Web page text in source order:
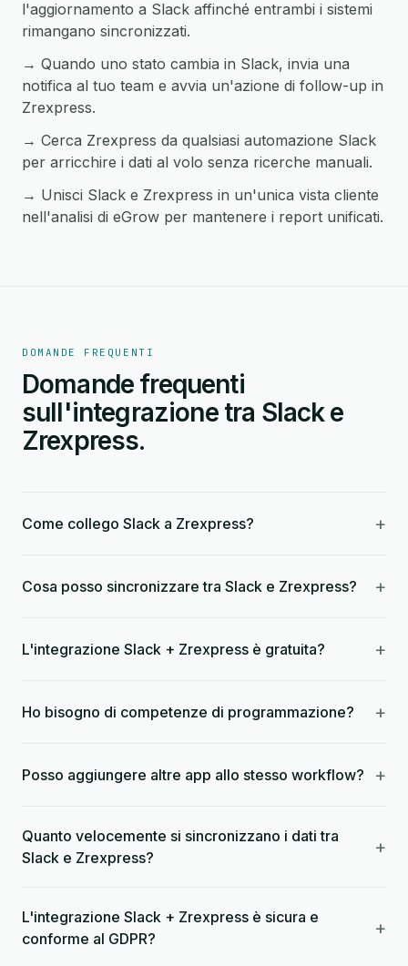
l'aggiornamento a Slack affinché entrambi i sistemi
rimangano sincronizzati.
→ Quando uno stato cambia in Slack, invia una
notifica al tuo team e avvia un'azione di follow-up in
Zrexpress.
→ Cerca Zrexpress da qualsiasi automazione Slack
per arricchire i dati al volo senza ricerche manuali.
→ Unisci Slack e Zrexpress in un'unica vista cliente
nell'analisi di eGrow per mantenere i report unificati.
DOMANDE FREQUENTI
Domande frequenti
sull'integrazione tra Slack e
Zrexpress.
Come collego Slack a Zrexpress? +
Cosa posso sincronizzare tra Slack e Zrexpress? +
L'integrazione Slack + Zrexpress è gratuita? +
Ho bisogno di competenze di programmazione? +
Posso aggiungere altre app allo stesso workflow? +
Quanto velocemente si sincronizzano i dati tra
Slack e Zrexpress?
+
L'integrazione Slack + Zrexpress è sicura e
conforme al GDPR?
+